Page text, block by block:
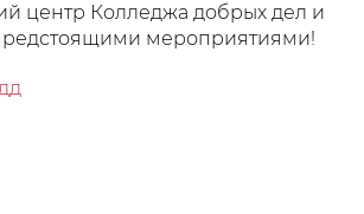
центр Колледжа добрых дел и
мероприятиями!